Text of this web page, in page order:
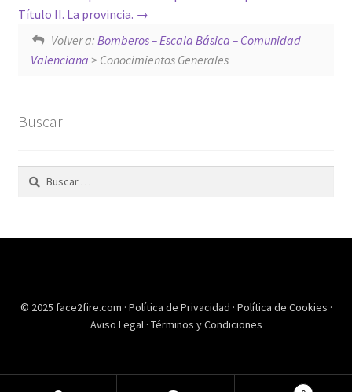
Título II. La provincia.
Volver a: Bomberos – Escala Básica – Comunidad
Valenciana > Conocimientos Generales
Buscar
Buscar:
© 2025 face2fire.com · Política de Privacidad · Política de Cookies ·
Aviso Legal · Términos y Condiciones